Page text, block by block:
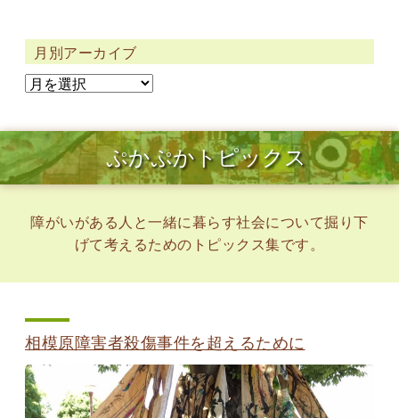
月別アーカイブ
ぷかぷかトピックス
障がいがある人と一緒に暮らす社会について掘り下
げて考えるためのトピックス集です。
相模原障害者殺傷事件を超えるために